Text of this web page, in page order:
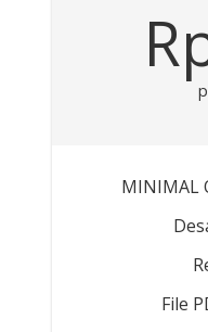
MINIMAL
File